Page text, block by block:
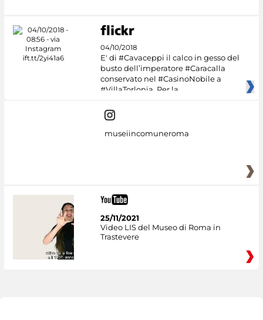
04/10/2018
E' di #Cavaceppi il calco in gesso del
busto dell’imperatore #Caracalla
conservato nel #CasinoNobile a
#VillaTorlonia. Per la
museiincomuneroma
25/11/2021
Video LIS del Museo di Roma in
Trastevere